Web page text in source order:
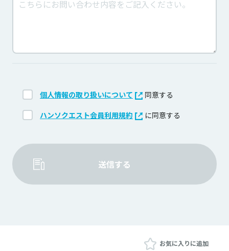
個人情報の取り扱いについて 同意する
ハンソクエスト会員利用規約 に同意する
送信する
お気に入りに追加